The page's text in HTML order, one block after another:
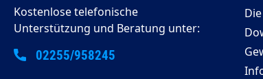
Kostenlose telefonische
Unterstützung und Beratung unter:
02255/958245